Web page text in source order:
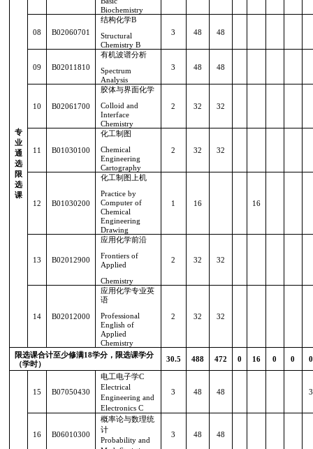
专
业
通
选
限
选
课
Biochemistry
08 B02060701
结构化学B
Structural
Chemistry B
3 48 48
09 B02011810
有机波谱分析
Spectrum
Analysis
3 48 48
10 B02061700
胶体与界面化学
Colloid and
Interface
Chemistry
2 32 32
11 B01030100
化工制图
Chemical
Engineering
Cartography
2 32 32
12 B01030200
化工制图上机
Practice by
Computer of
Chemical
Engineering
Drawing
1 16 16
13 B02012900
应用化学前沿
Frontiers of
Applied
Chemistry
2 32 32
14 B02012000
应用化学专业英
语
Professional
English of
Applied
Chemistry
2 32 32
限选课合计至少修满18学分，限选课学分
（学时）
30.5 488 472 0 16 0 0 0
15 B07050430
电工电子学C
Electrical
Engineering and
Electronics C
3 48 48 3
16 B06010300
概率论与数理统
计
Probability and
3 48 48